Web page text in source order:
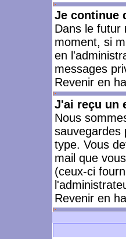
Je continue
Dans le futur
moment, si
en
messages
Revenir en
J'ai reçu un
Nous
sauvegardes
type. Vous
mail que
(ceux-ci
Revenir en